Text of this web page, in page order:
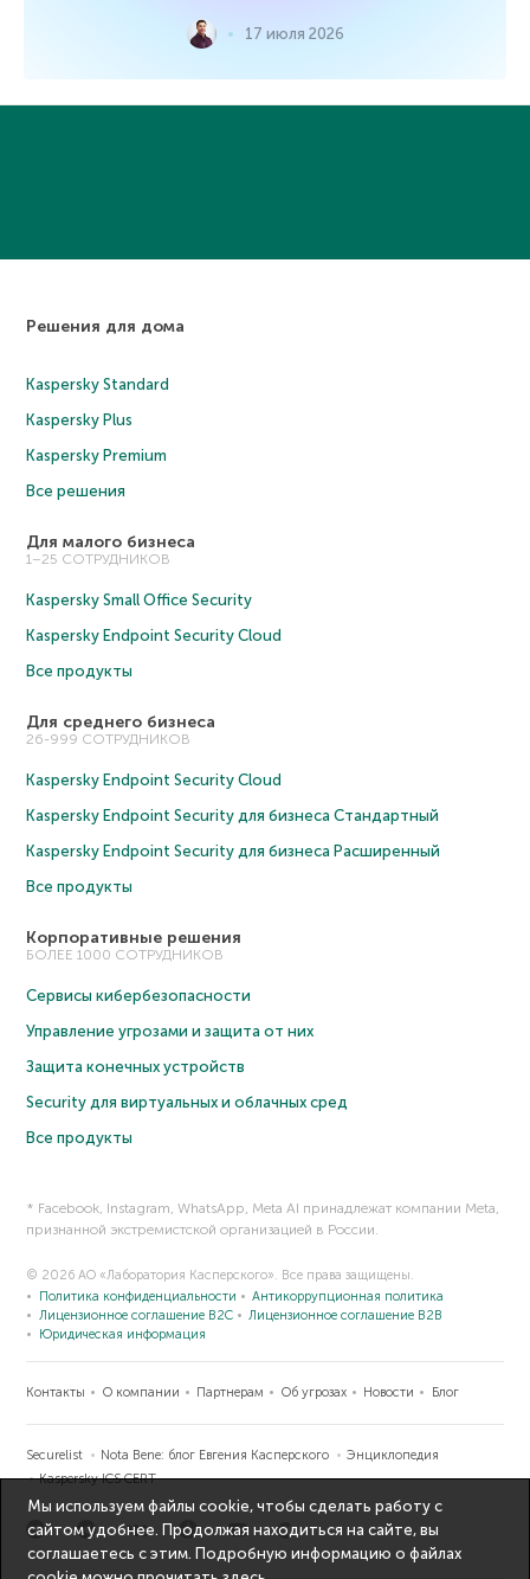
17 июля 2026
Решения для дома
Kaspersky Standard
Kaspersky Plus
Kaspersky Premium
Все решения
Для малого бизнеса
1–25 СОТРУДНИКОВ
Kaspersky Small Office Security
Kaspersky Endpoint Security Cloud
Все продукты
Для среднего бизнеса
26-999 СОТРУДНИКОВ
Kaspersky Endpoint Security Cloud
Kaspersky Endpoint Security для бизнеса Cтандартный
Kaspersky Endpoint Security для бизнеса Расширенный
Все продукты
Корпоративные решения
БОЛЕЕ 1000 СОТРУДНИКОВ
Сервисы кибербезопасности
Управление угрозами и защита от них
Защита конечных устройств
Security для виртуальных и облачных сред
Все продукты
* Facebook, Instagram, WhatsApp, Meta AI принадлежат компании Meta,
признанной экстремистской организацией в России.
© 2026 АО «Лаборатория Касперского». Все права защищены.
Политика конфиденциальности
Антикоррупционная политика
Лицензионное соглашение B2C
Лицензионное соглашение B2B
Юридическая информация
Контакты О компании Партнерам Об угрозах Новости Блог
Securelist Nota Bene: блог Евгения Касперского
Энциклопедия
Kaspersky ICS CERT
Мы используем файлы cookie, чтобы сделать работу с
сайтом удобнее. Продолжая находиться на сайте, вы
соглашаетесь с этим. Подробную информацию о файлах